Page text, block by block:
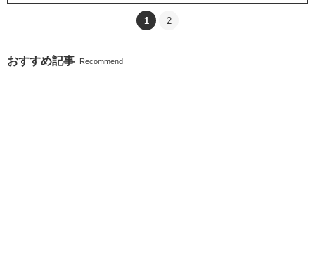
1 2
おすすめ記事 Recommend